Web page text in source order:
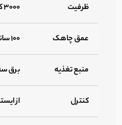
ظرفیت
عمق چاهک
منبع تغذیه برق سه
کنترل از